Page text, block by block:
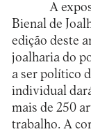
A
Bienal de
edição deste
joalharia do
a ser político
individual
mais de 250
trabalho. A